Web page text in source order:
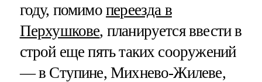
году, помимо переезда в
Перхушкове, планируется ввести в
строй еще пять таких сооружений
— в Ступине, Михнево-Жилеве,